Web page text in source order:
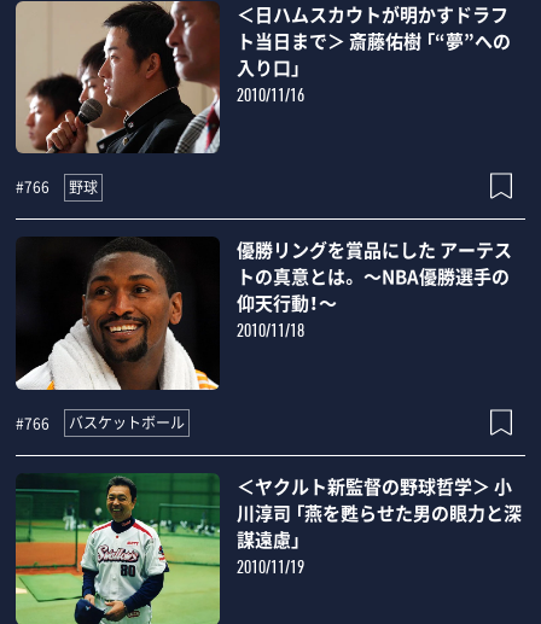
＜日ハムスカウトが明かすドラフ
ト当日まで＞ 斎藤佑樹 「“夢”への
入り口」
2010/11/16
#766 野球
優勝リングを賞品にした アーテス
トの真意とは。 ～NBA優勝選手の
仰天行動！～
2010/11/18
#766 バスケットボール
＜ヤクルト新監督の野球哲学＞ 小
川淳司 「燕を甦らせた男の眼力と深
謀遠慮」
2010/11/19